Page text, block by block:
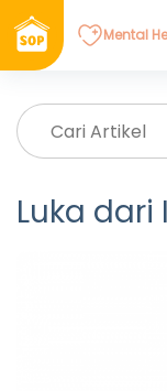
Mental
Luka dari